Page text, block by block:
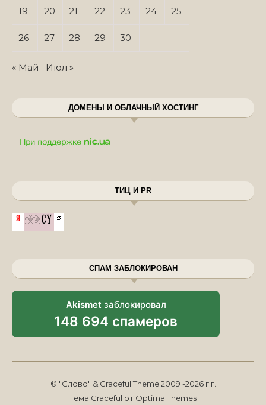
19 20 21 22 23 24 25
26 27 28 29 30
« Май Июл »
ДОМЕНЫ И ОБЛАЧНЫЙ ХОСТИНГ
ТИЦ И PR
СПАМ ЗАБЛОКИРОВАН
Akismet заблокировал
148 694 спамеров
© "Слово" & Graceful Theme 2009 -2026 г.г.
Тема Graceful от Optima Themes